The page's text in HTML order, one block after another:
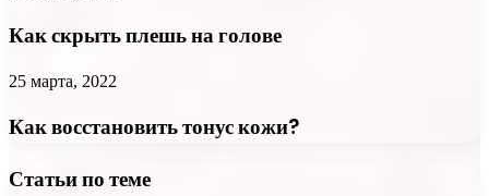
Как скрыть плешь на голове
25 марта, 2022
Как восстановить тонус кожи?
Статьи по теме